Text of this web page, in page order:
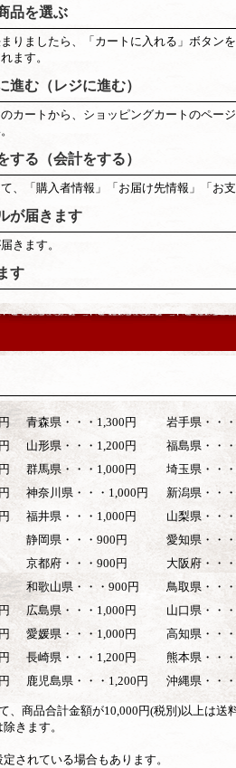
品を選ぶ
りましたら、「カートに入れる」ボタン
ます。
進む（レジに進む）
カートから、ショッピングカートのペー
する（会計をする）
、「購入者情報」「お届け先情報」「お
が届きます
きます。
す
青森県・・・1,300円 岩手県・・
山形県・・・1,200円 福島県・・
群馬県・・・1,000円 埼玉県・・
神奈川県・・・1,000円 新潟県・・
福井県・・・1,000円 山梨県・・
静岡県・・・900円 愛知県・・
京都府・・・900円 大阪府・・
和歌山県・・・900円 鳥取県・・
広島県・・・1,000円 山口県・・
愛媛県・・・1,000円 高知県・・
長崎県・・・1,200円 熊本県・・
鹿児島県・・・1,200円 沖縄県・・
、商品合計金額が10,000円(税別)以上は送
きます。
されている場合もあります。